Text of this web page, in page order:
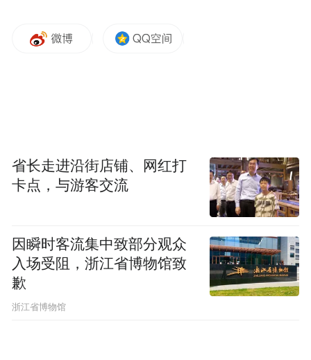
后来跑汽车新闻，对汽车有了特别的关注，
在这两年也发现，越来越多的私家车上都贴
有“车内有AED，紧急情况下可破窗取用”，
随后，我在网上搜索发现，在车上配备AED
的车主并不是个例。
省长走进沿街店铺、网红打
卡点，与游客交流
因瞬时客流集中致部分观众
入场受阻，浙江省博物馆致
歉
浙江省博物馆